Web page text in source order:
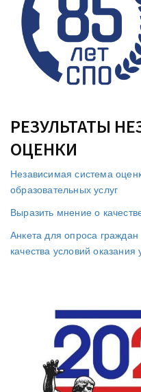
РЕЗУЛЬТАТЫ
ОЦЕНКИ
Независимая система
образовательных услуг
Выразить мнение о
Анкета для опроса
качества условий оказания